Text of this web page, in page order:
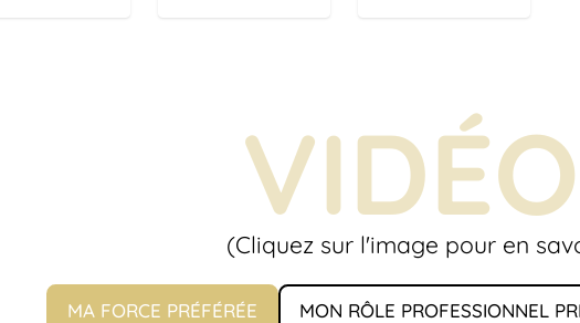
(Cliquez sur l'image pour en
MA FORCE PRÉFÉRÉE MON RÔLE PROFESSIONNEL